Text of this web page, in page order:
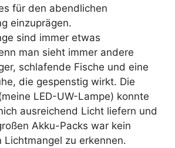
für den abendlichen
einzuprägen.
sind immer etwas
man sieht immer andere
schlafende Fische und eine
die gespenstig wirkt. Die
LED-UW-Lampe) konnte
ausreichend Licht liefern und
Akku-Packs war kein
Lichtmangel zu erkennen.